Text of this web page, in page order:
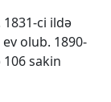
ci ildə
olub. 1890-
106 sakin